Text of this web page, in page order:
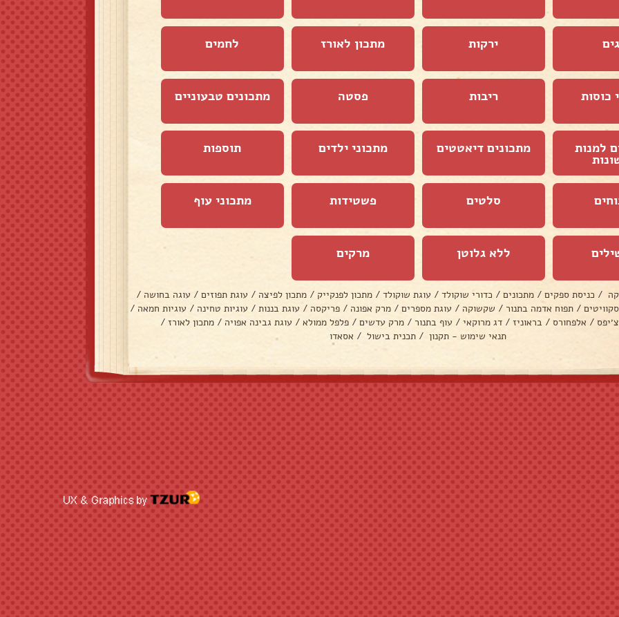
ירקות מתכון לאורז לחמים
כוסות ריבות פסטה מתכונים טבעוניים
למנות מתכונים דיאטטים מתכוני ילדים תוספות
סלטים פשטידות מתכוני עוף
ללא גלוטן מרקים
/ כניסת ספקים / מתכונים / כדורי שוקולד / עוגת שוקולד / מתכון לפנקייק / מתכון לפיצה / עוגת תפוזים / עוגה בחושה /
/ תפוח אדמה בתנור / שקשוקה / עוגת מספרים / מרק אפונה / פריקסה / עוגת בננות / עוגיות טחינה / עוגיות חמאה /
/ אלפחורס / בראוניז / דג מרוקאי / עוף בתנור / מרק עדשים / פלפל ממולא / עוגת גבינה אפויה / מתכון לאורז /
תנאי שימוש - תקנון / תכנית בישול / אסאדו